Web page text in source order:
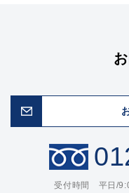
受付時間 平日/